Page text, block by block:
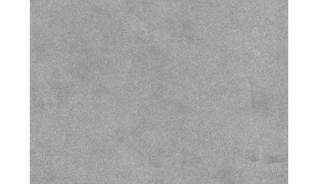
технологія і склад
Надійність плитки — це не просто характеристики,
заявлені виробником, а результат точного дотримання
виробничого регламенту і правильно підібраного складу.
Тротуарна плитка «Еніфем» виготовляється на сучасному
заводі у Вознесенську (Миколаївськаобласть) методом
вібропресування. Ця технологія дає змогу отримувати
міцні бетонні вироби з мінімальною пористістю. Така
конструкція робить плитку стійкою до механічних
навантажень, морозів і впливу вологи — ключових
чинниківдля експлуатації в умовах Малої Віски.